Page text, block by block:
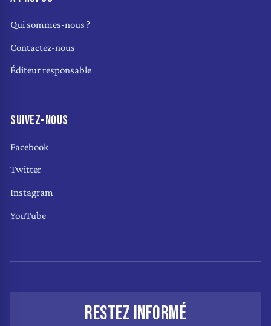
Qui sommes-nous ?
Contactez-nous
Éditeur responsable
SUIVEZ-NOUS
Facebook
Twitter
Instagram
YouTube
RESTEZ INFORMÉ